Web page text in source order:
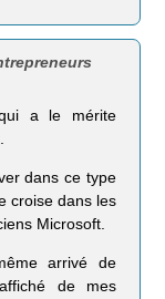
a le mérite
dans ce type
croise dans les
Microsoft.
arrivé de
de mes